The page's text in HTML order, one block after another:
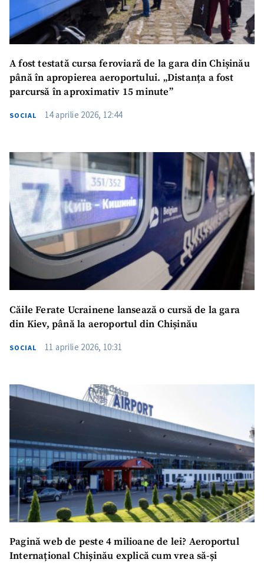
A fost testată cursa feroviară de la gara din Chișinău
până în apropierea aeroportului. „Distanța a fost
parcursă în aproximativ 15 minute”
SOCIAL 14 aprilie 2026, 12:44
Căile Ferate Ucrainene lansează o cursă de la gara
din Kiev, până la aeroportul din Chișinău
SOCIAL 11 aprilie 2026, 10:31
Pagină web de peste 4 milioane de lei? Aeroportul
Internațional Chișinău explică cum vrea să-și